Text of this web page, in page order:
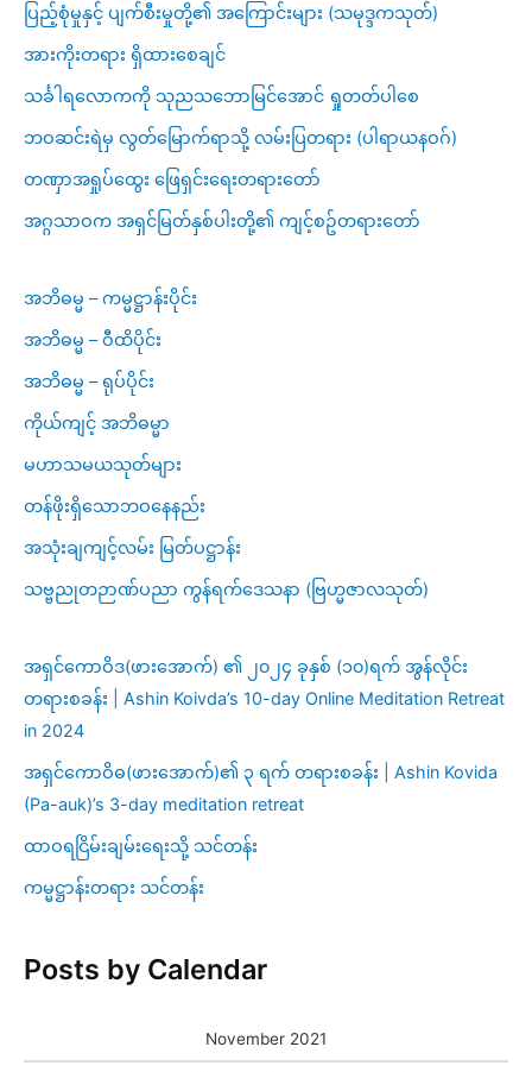
ပြည့်စုံမှုနှင့် ပျက်စီးမှုတို့၏ အကြောင်းများ (သမုဒ္ဒကသုတ်)
အားကိုးတရား ရှိထားစေချင်
သင်္ခါရလောကကို သုညသဘောမြင်အောင် ရှုတတ်ပါစေ
ဘဝဆင်းရဲမှ လွတ်မြောက်ရာသို့ လမ်းပြတရား (ပါရာယနဝဂ်)
တဏှာအရှုပ်ထွေး ဖြေရှင်းရေးတရားတော်
အဂ္ဂသာဝက အရှင်မြတ်နှစ်ပါးတို့၏ ကျင့်စဥ်တရားတော်
အဘိဓမ္မ – ကမ္မဋ္ဌာန်းပိုင်း
အဘိဓမ္မ – ဝီထိပိုင်း
အဘိဓမ္မ – ရုပ်ပိုင်း
ကိုယ်ကျင့် အဘိဓမ္မာ
မဟာသမယသုတ်များ
တန်ဖိုးရှိသောဘဝနေနည်း
အသုံးချကျင့်လမ်း မြတ်ပဋ္ဌာန်း
သဗ္ဗညုတဉာဏ်ပညာ ကွန်ရက်ဒေသနာ (ဗြဟ္မဇာလသုတ်)
အရှင်ကောဝိဒ(ဖားအောက်) ၏ ၂၀၂၄ ခုနှစ် (၁၀)ရက် အွန်လိုင်း
တရားစခန်း | Ashin Koivda’s 10-day Online Meditation Retreat
in 2024
အရှင်ကောဝိဓ(ဖားအောက်)၏ ၃ ရက် တရားစခန်း | Ashin Kovida
(Pa-auk)’s 3-day meditation retreat
ထာဝရငြိမ်းချမ်းရေးသို့ သင်တန်း
ကမ္မဋ္ဌာန်းတရား သင်တန်း
Posts by Calendar
November 2021